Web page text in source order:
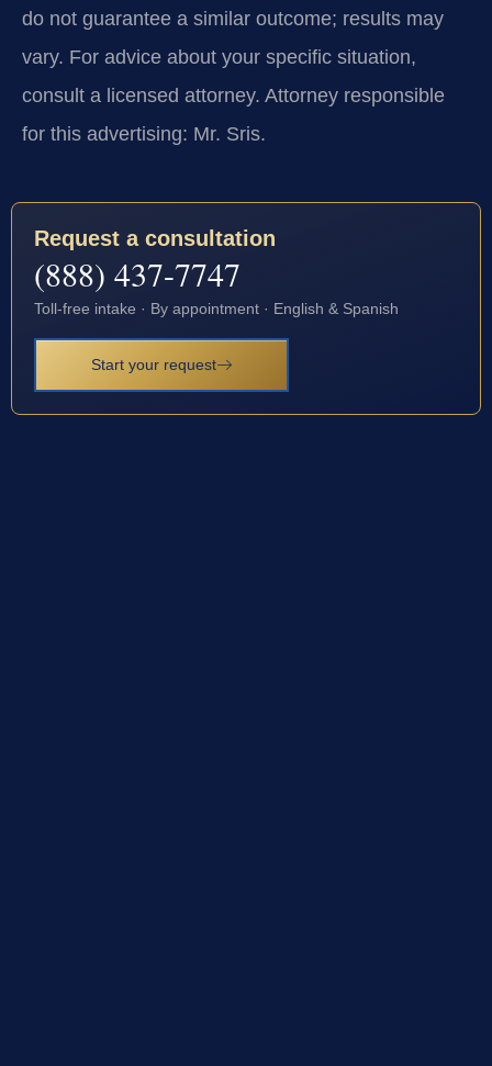
do not guarantee a similar outcome; results may
vary. For advice about your specific situation,
consult a licensed attorney. Attorney responsible
for this advertising: Mr. Sris.
Request a consultation
(888) 437-7747
Toll-free intake · By appointment · English & Spanish
Start your request